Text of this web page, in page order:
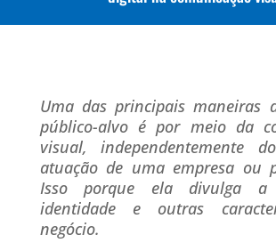
Uma das principais maneiras
público-alvo é por meio da
visual, independentemente
atuação de uma empresa ou
Isso porque ela divulga
identidade e outras
negócio.